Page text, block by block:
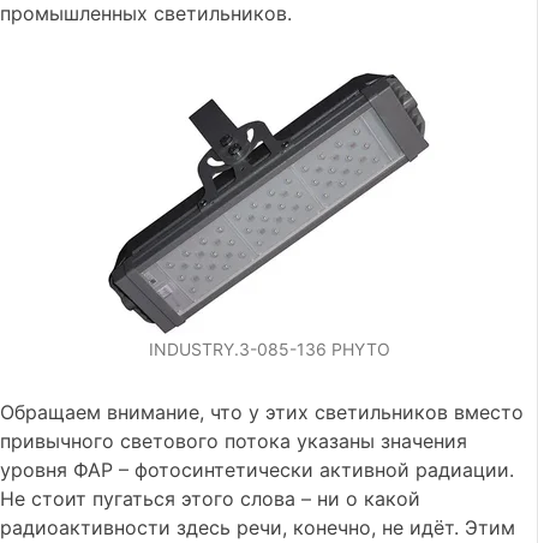
промышленных светильников.
INDUSTRY.3-085-136 PHYTO
Обращаем внимание, что у этих светильников вместо
привычного светового потока указаны значения
уровня ФАР – фотосинтетически активной радиации.
Не стоит пугаться этого слова – ни о какой
радиоактивности здесь речи, конечно, не идёт. Этим